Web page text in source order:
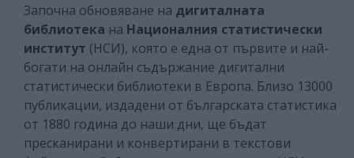
Започна обновяване на дигиталната
библиотека на Националния статистически
институт (НСИ), която е една от първите и най-
богати на онлайн съдържание дигитални
статистически библиотеки в Европа. Близо 13000
публикации, издадени от българската статистика
от 1880 година до наши дни, ще бъдат
пресканирани и конвертирани в текстови